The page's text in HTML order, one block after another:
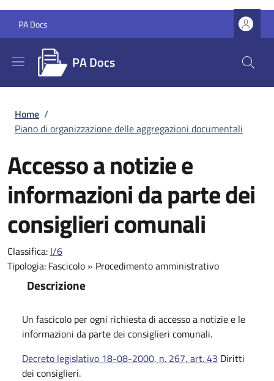
PA Docs
PA Docs
Briciole di pane
Home /
Piano di organizzazione delle aggregazioni documentali
Accesso a notizie e
informazioni da parte dei
consiglieri comunali
Classifica: I/6
Tipologia: Fascicolo » Procedimento amministrativo
Descrizione
Un fascicolo per ogni richiesta di accesso a notizie e le
informazioni da parte dei consiglieri comunali.
Decreto legislativo 18-08-2000, n. 267, art. 43 Diritti
dei consiglieri.